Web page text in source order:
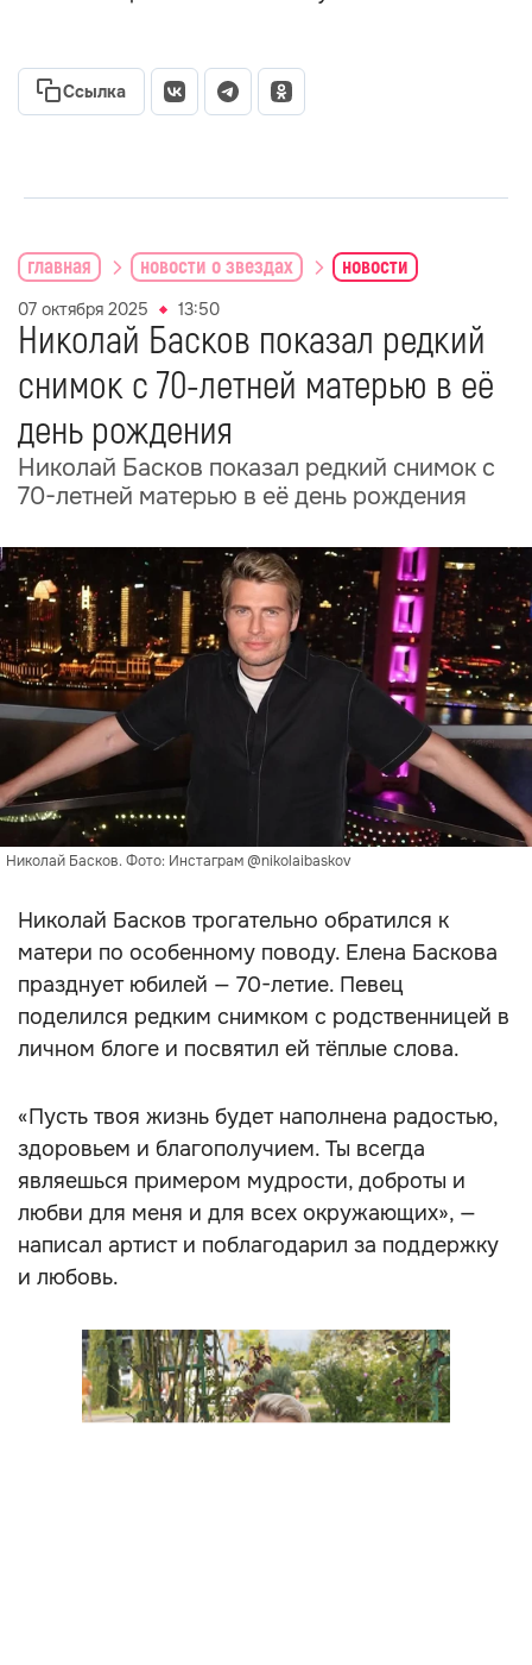
Ссылка
главная новости о звездах новости
07 октября 2025 13:50
Николай Басков показал редкий
снимок с 70-летней матерью в её
день рождения
Николай Басков показал редкий снимок с
70-летней матерью в её день рождения
Николай Басков. Фото: Инстаграм @nikolaibaskov
Николай Басков трогательно обратился к
матери по особенному поводу. Елена Баскова
празднует юбилей — 70-летие. Певец
поделился редким снимком с родственницей в
личном блоге и посвятил ей тёплые слова.
«Пусть твоя жизнь будет наполнена радостью,
здоровьем и благополучием. Ты всегда
являешься примером мудрости, доброты и
любви для меня и для всех окружающих», —
написал артист и поблагодарил за поддержку
и любовь.